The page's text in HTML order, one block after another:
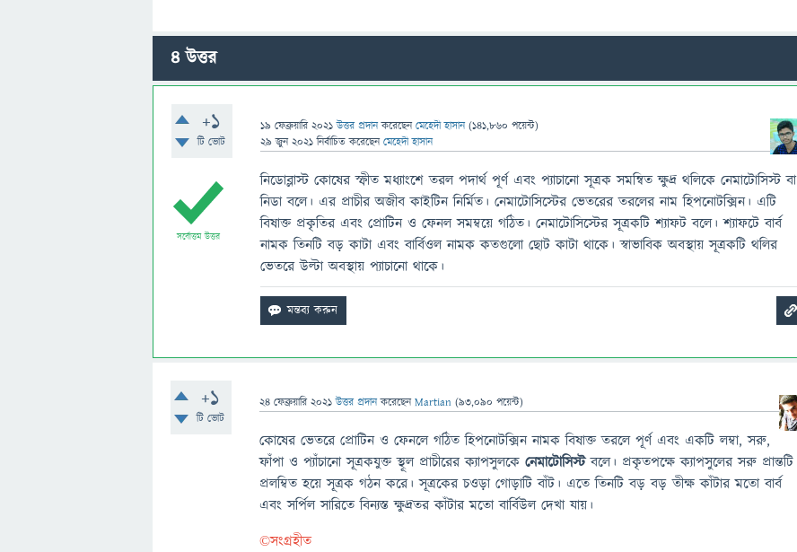
4উত্তর
+1
টি ভোট
19 ফেব্রুয়ারি 2021 উত্তর প্রদান করেছেনমেহেদী হাসান (141,860 পয়েন্ট)
29 জুন 2021 নির্বাচিত করেছেনমেহেদী হাসান
সর্বোত্তম উত্তর
নিডোব্লাস্ট কোষের স্ফীত মধ্যাংশে তরল পদার্থ পূর্ণ এবং প্যাচানো সূত্রক সমন্বিত ক্ষুদ্র থলিকে নেমাটোসিস্ট বা
নিডা বলে। এর প্রাচীর অজীব কাইটিন নির্মিত। নেমাটোসিস্টের ভেতরের তরলের নাম হিপনােটক্সিন। এটি
বিষাক্ত প্রকৃতির এবং প্রােটিন ও ফেনল সমম্বয়ে গঠিত। নেমাটোসিস্টের সূত্রকটি শ্যাফট বলে। শ্যাফটে বার্ব
নামক তিনটি বড় কাটা এবং বার্বিওল নামক কতগুলাে ছোট কাটা থাকে। স্বাভাবিক অবস্থায় সূত্রকটি থলির
ভেতরে উল্টা অবস্থায় প্যাচানাে থাকে।
+1
টি ভোট
24 ফেব্রুয়ারি 2021 উত্তর প্রদান করেছেনMartian (93,090 পয়েন্ট)
কোষের ভেতরে প্রোটিন ও ফেনলে গঠিত হিপনোটক্সিন নামক বিষাক্ত তরলে পূর্ণ এবং একটি লম্বা, সরু,
ফাঁপা ও প্যাঁচানো সূত্রকযুক্ত স্থূল প্রাচীরের ক্যাপসুলকেনেমাটোসিস্টবলে। প্রকৃতপক্ষে ক্যাপসুলের সরু প্রান্তটি
প্রলম্বিত হয়ে সূত্রক গঠন করে। সূত্রকের চওড়া গোড়াটি বাঁট। এতে তিনটি বড় বড় তীক্ষ কাঁটার মতো বার্ব
এবং সর্পিল সারিতে বিন্যস্ত ক্ষুদ্রতর কাঁটার মতো বার্বিউল দেখা যায়।
©️সংগ্রহীত